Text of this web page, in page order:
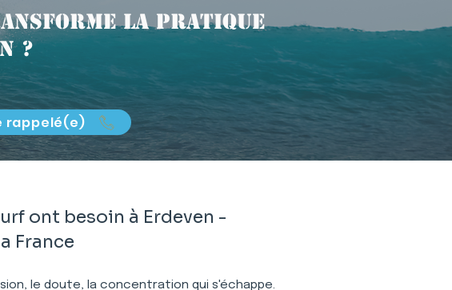
la pratique
?
rappelé(e)
ont besoin à Erdeven -
France
le doute, la concentration qui s'échappe.